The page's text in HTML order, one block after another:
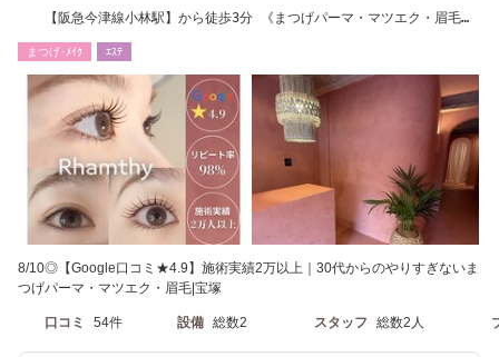
【阪急今津線小林駅】から徒歩3分 《まつげパーマ・マツエク・眉毛
まつげ･ﾒｲｸ ｴｽﾃ
8/10◎【Google口コミ★4.9】施術実績2万以上｜30代からのやりすぎないま
つげパーマ・マツエク・眉毛|宝塚
口コミ 54件 設備 総数2 スタッフ 総数2人